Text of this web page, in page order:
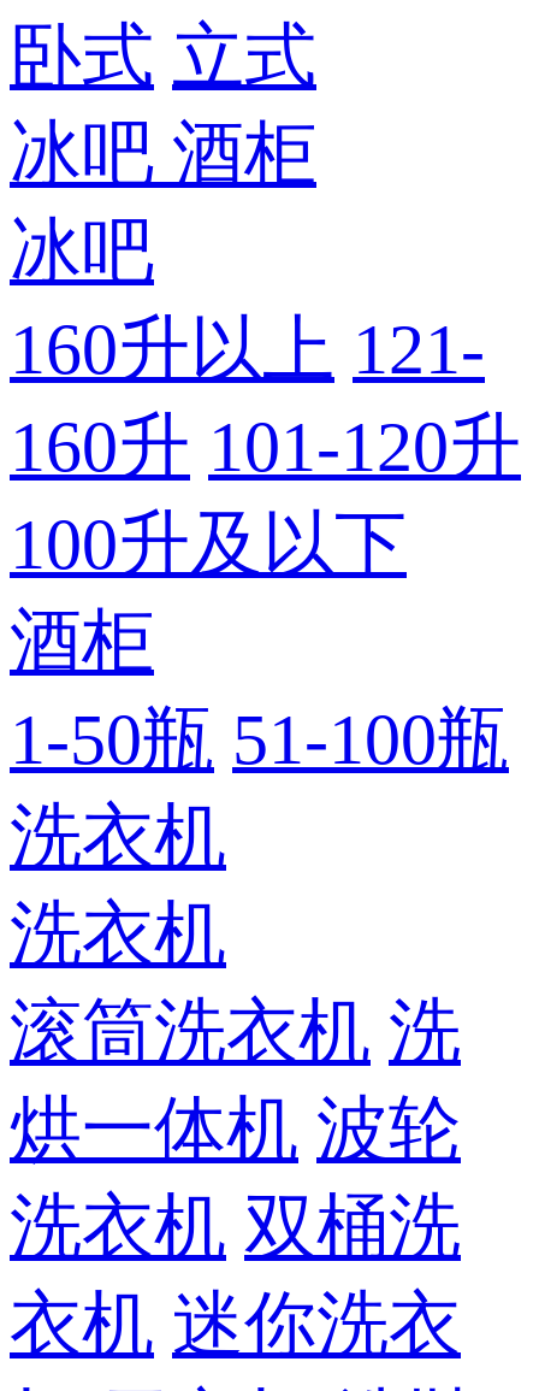
卧式 立式
冰吧 酒柜
冰吧
160升以上 121-
160升 101-120升
100升及以下
酒柜
1-50瓶 51-100瓶
洗衣机
洗衣机
滚筒洗衣机 洗
烘一体机 波轮
洗衣机 双桶洗
衣机 迷你洗衣